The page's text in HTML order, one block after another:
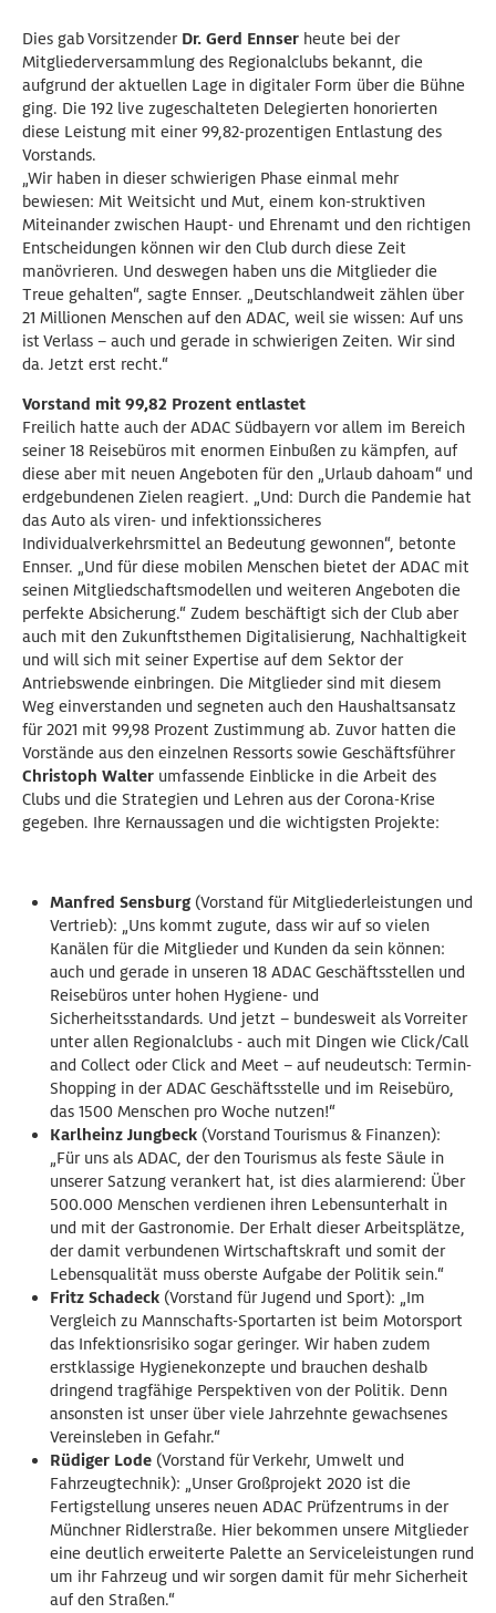
Dies gab Vorsitzender Dr. Gerd Ennser heute bei der
Mitgliederversammlung des Regionalclubs bekannt, die
aufgrund der aktuellen Lage in digitaler Form über die Bühne
ging. Die 192 live zugeschalteten Delegierten honorierten
diese Leistung mit einer 99,82-prozentigen Entlastung des
Vorstands.
„Wir haben in dieser schwierigen Phase einmal mehr
bewiesen: Mit Weitsicht und Mut, einem kon-struktiven
Miteinander zwischen Haupt- und Ehrenamt und den richtigen
Entscheidungen können wir den Club durch diese Zeit
manövrieren. Und deswegen haben uns die Mitglieder die
Treue gehalten“, sagte Ennser. „Deutschlandweit zählen über
21 Millionen Menschen auf den ADAC, weil sie wissen: Auf uns
ist Verlass – auch und gerade in schwierigen Zeiten. Wir sind
da. Jetzt erst recht.“
Vorstand mit 99,82 Prozent entlastet
Freilich hatte auch der ADAC Südbayern vor allem im Bereich
seiner 18 Reisebüros mit enormen Einbußen zu kämpfen, auf
diese aber mit neuen Angeboten für den „Urlaub dahoam“ und
erdgebundenen Zielen reagiert. „Und: Durch die Pandemie hat
das Auto als viren- und infektionssicheres
Individualverkehrsmittel an Bedeutung gewonnen“, betonte
Ennser. „Und für diese mobilen Menschen bietet der ADAC mit
seinen Mitgliedschaftsmodellen und weiteren Angeboten die
perfekte Absicherung.“ Zudem beschäftigt sich der Club aber
auch mit den Zukunftsthemen Digitalisierung, Nachhaltigkeit
und will sich mit seiner Expertise auf dem Sektor der
Antriebswende einbringen. Die Mitglieder sind mit diesem
Weg einverstanden und segneten auch den Haushaltsansatz
für 2021 mit 99,98 Prozent Zustimmung ab. Zuvor hatten die
Vorstände aus den einzelnen Ressorts sowie Geschäftsführer
Christoph Walter umfassende Einblicke in die Arbeit des
Clubs und die Strategien und Lehren aus der Corona-Krise
gegeben. Ihre Kernaussagen und die wichtigsten Projekte:
Manfred Sensburg(Vorstand für Mitgliederleistungen und
Vertrieb): „Uns kommt zugute, dass wir auf so vielen
Kanälen für die Mitglieder und Kunden da sein können:
auch und gerade in unseren 18 ADAC Geschäftsstellen und
Reisebüros unter hohen Hygiene- und
Sicherheitsstandards. Und jetzt – bundesweit als Vorreiter
unter allen Regionalclubs - auch mit Dingen wie Click/Call
and Collect oder Click and Meet – auf neudeutsch: Termin-
Shopping in der ADAC Geschäftsstelle und im Reisebüro,
das 1500 Menschen pro Woche nutzen!“
Karlheinz Jungbeck (Vorstand Tourismus & Finanzen):
„Für uns als ADAC, der den Tourismus als feste Säule in
unserer Satzung verankert hat, ist dies alarmierend: Über
500.000 Menschen verdienen ihren Lebensunterhalt in
und mit der Gastronomie. Der Erhalt dieser Arbeitsplätze,
der damit verbundenen Wirtschaftskraft und somit der
Lebensqualität muss oberste Aufgabe der Politik sein.“
Fritz Schadeck (Vorstand für Jugend und Sport): „Im
Vergleich zu Mannschafts-Sportarten ist beim Motorsport
das Infektionsrisiko sogar geringer. Wir haben zudem
erstklassige Hygienekonzepte und brauchen deshalb
dringend tragfähige Perspektiven von der Politik. Denn
ansonsten ist unser über viele Jahrzehnte gewachsenes
Vereinsleben in Gefahr.“
Rüdiger Lode (Vorstand für Verkehr, Umwelt und
Fahrzeugtechnik): „Unser Großprojekt 2020 ist die
Fertigstellung unseres neuen ADAC Prüfzentrums in der
Münchner Ridlerstraße. Hier bekommen unsere Mitglieder
eine deutlich erweiterte Palette an Serviceleistungen rund
um ihr Fahrzeug und wir sorgen damit für mehr Sicherheit
auf den Straßen.“